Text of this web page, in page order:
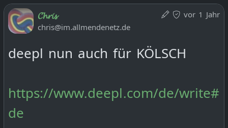
vor 1 Jahr
𝓒𝓱𝓻𝓲𝓼
chris@im.allmendenetz.de
deepl nun auch für KÖLSCH
https://www.deepl.com/de/write#
de